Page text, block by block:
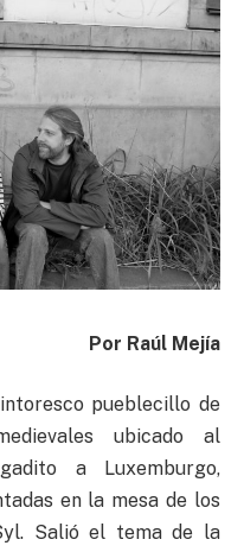
Por Raúl Mejía
pueblecillo de
ubicado al
a Luxemburgo,
en la mesa de los
Salió el tema de la